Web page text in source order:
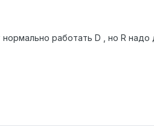
работать D , но R надо